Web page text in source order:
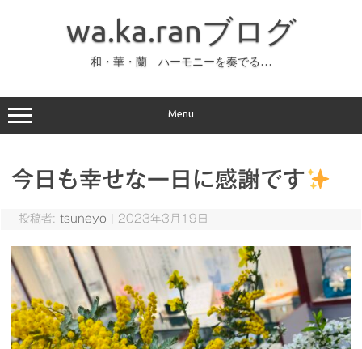
ッ
プ
wa.ka.ranブログ
和・華・蘭 ハーモニーを奏でる…
Menu
今日も幸せな一日に感謝です
投稿者: tsuneyo 2023年3月19日